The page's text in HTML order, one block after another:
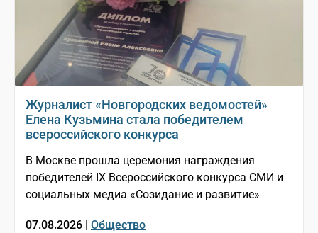
Журналист «Новгородских ведомостей»
Елена Кузьмина стала победителем
всероссийского конкурса
В Москве прошла церемония награждения
победителей IX Всероссийского конкурса СМИ и
социальных медиа «Созидание и развитие»
07.08.2026 | Общество